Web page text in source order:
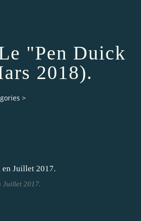
"Pen Duick
2018).
>
Juillet 2017.